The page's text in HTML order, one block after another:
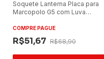
Soquete Lanterna Placa para
Marcopolo G5 com Luva
COMPRE PAGUE
R$51,67 R$68,90